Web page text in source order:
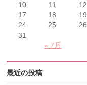
« 7月
10
11 12
17
18 19
24
25 26
31
最近の投稿